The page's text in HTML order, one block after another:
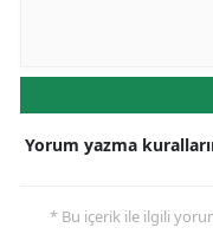
Yorum yazma
* Bu içerik ile ilgili